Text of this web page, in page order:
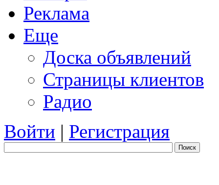
Реклама
Еще
Доска объявлений
Страницы клиентов
Радио
Войти | Регистрация
Поиск